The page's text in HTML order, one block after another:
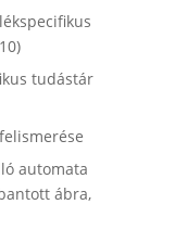
tudástár
automata
ábra,